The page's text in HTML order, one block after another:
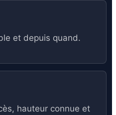
et depuis quand.
hauteur connue et